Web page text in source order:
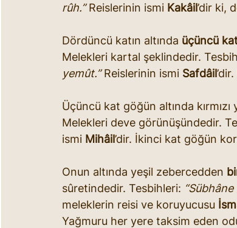
rûh.” Reislerinin ismi Kakâil’dir ki,
Dördüncü katın altında üçüncü
Melekleri kartal şeklindedir.
yemût.” Reislerinin ismi Safdâil
Üçüncü kat göğün altında
Melekleri deve görünüşündedir.
ismi Mihâil’dir. İkinci kat göğün
Onun altında yeşil zebercedden
sûretindedir. Tesbihleri:
meleklerin reisi ve koruyucusu
Yağmuru her yere taksim eden